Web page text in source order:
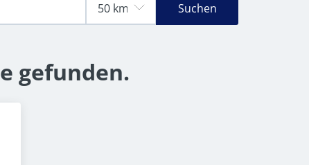
Suchen
gefunden.